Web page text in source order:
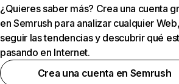
¿Quieres saber más? Crea una cuenta
en Semrush para analizar cualquier
seguir las tendencias y descubrir qué
pasando en Internet.
Crea una cuenta en Semrush